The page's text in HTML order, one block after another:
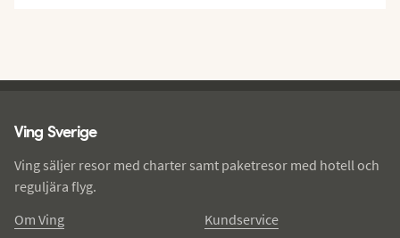
Ving Sverige
Ving säljer resor med charter samt paketresor med hotell och
reguljära flyg.
Om Ving
Kundservice